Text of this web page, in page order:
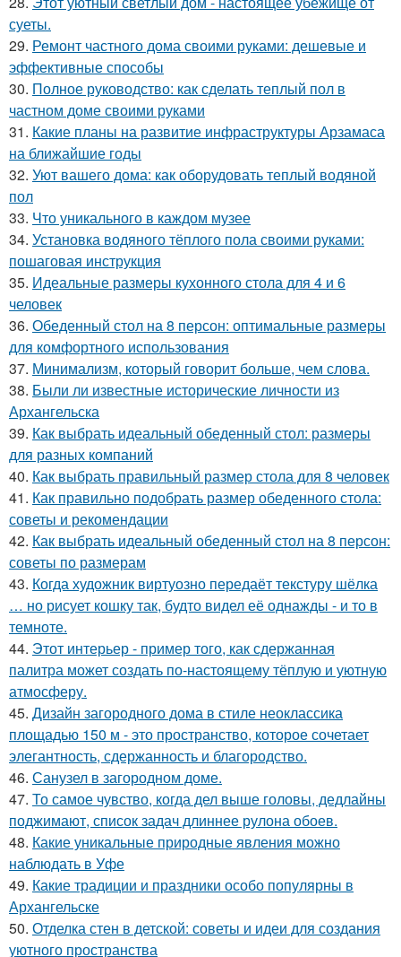
суеты.
29. Ремонт частного дома своими руками: дешевые и
эффективные способы
30. Полное руководство: как сделать теплый пол в
частном доме своими руками
31. Какие планы на развитие инфраструктуры Арзамаса
на ближайшие годы
32. Уют вашего дома: как оборудовать теплый водяной
пол
33. Что уникального в каждом музее
34. Установка водяного тёплого пола своими руками:
пошаговая инструкция
35. Идеальные размеры кухонного стола для 4 и 6
человек
36. Обеденный стол на 8 персон: оптимальные размеры
для комфортного использования
37. Минимализм, который говорит больше, чем слова.
38. Были ли известные исторические личности из
Архангельска
39. Как выбрать идеальный обеденный стол: размеры
для разных компаний
40. Как выбрать правильный размер стола для 8 человек
41. Как правильно подобрать размер обеденного стола:
советы и рекомендации
42. Как выбрать идеальный обеденный стол на 8 персон:
советы по размерам
43. Когда художник виртуозно передаёт текстуру шёлка
… но рисует кошку так, будто видел её однажды - и то в
темноте.
44. Этот интерьер - пример того, как сдержанная
палитра может создать по-настоящему тёплую и уютную
атмосферу.
45. Дизайн загородного дома в стиле неоклассика
площадью 150 м - это пространство, которое сочетает
элегантность, сдержанность и благородство.
46. Санузел в загородном доме.
47. То самое чувство, когда дел выше головы, дедлайны
поджимают, список задач длиннее рулона обоев.
48. Какие уникальные природные явления можно
наблюдать в Уфе
49. Какие традиции и праздники особо популярны в
Архангельске
50. Отделка стен в детской: советы и идеи для создания
уютного пространства